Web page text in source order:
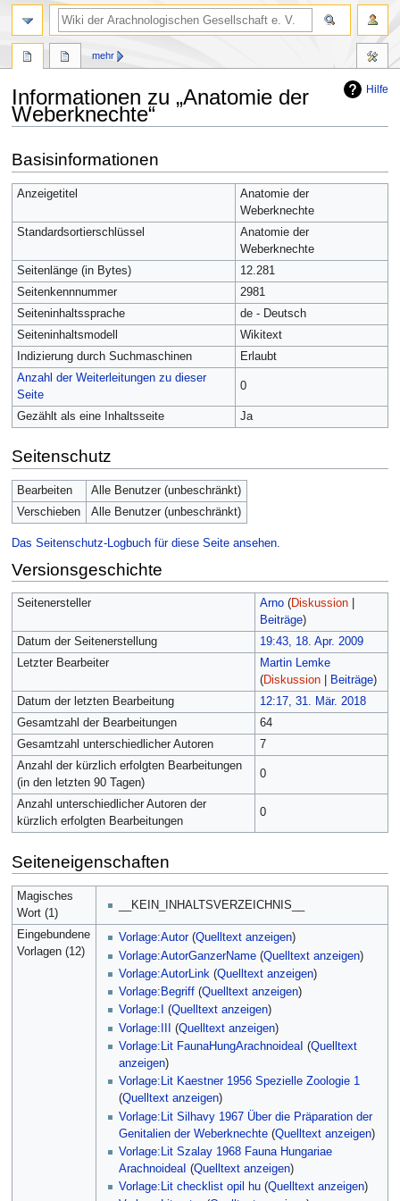
Hilfe
Informationen zu „Anatomie der
Weberknechte“
Navigation
springen
Suche
springen
Basisinformationen
Anzeigetitel
Anatomie der
Weberknechte
Standardsortierschlüssel
Anatomie der
Weberknechte
Seitenlänge (in Bytes)
12.281
Seitenkennnummer
2981
Seiteninhaltssprache
de - Deutsch
Seiteninhaltsmodell
Wikitext
Indizierung durch Suchmaschinen
Erlaubt
Anzahl der Weiterleitungen zu dieser
Seite
0
Gezählt als eine Inhaltsseite Ja
Seitenschutz
Bearbeiten
Alle Benutzer (unbeschränkt)
Verschieben
Alle Benutzer (unbeschränkt)
Das Seitenschutz-Logbuch für diese Seite ansehen.
Versionsgeschichte
Seitenersteller Arno (Diskussion|
Beiträge)
Datum der Seitenerstellung
19:43, 18. Apr. 2009
Letzter Bearbeiter
Martin Lemke
(Diskussion| Beiträge)
Datum der letzten Bearbeitung
12:17, 31. Mär. 2018
Gesamtzahl der Bearbeitungen
64
Gesamtzahl unterschiedlicher Autoren
7
Anzahl der kürzlich erfolgten Bearbeitungen
(in den letzten 90 Tagen)
0
Anzahl unterschiedlicher Autoren der
kürzlich erfolgten Bearbeitungen
0
Seiteneigenschaften
Magisches
Wort (1)
__KEIN_INHALTSVERZEICHNIS__
Eingebundene
Vorlagen (12)
Vorlage:Autor(Quelltext anzeigen)
Vorlage:AutorGanzerName (Quelltext anzeigen)
Vorlage:AutorLink (Quelltext anzeigen)
Vorlage:Begriff (Quelltext anzeigen)
Vorlage:I
(Quelltext anzeigen)
Vorlage:III
(Quelltext anzeigen)
Vorlage:Lit FaunaHungArachnoideaI (Quelltext
anzeigen)
Vorlage:Lit Kaestner 1956 Spezielle Zoologie 1
(Quelltext anzeigen)
Vorlage:Lit Silhavy 1967 Über die Präparation der
Genitalien der Weberknechte (Quelltext anzeigen)
Vorlage:Lit Szalay 1968 Fauna Hungariae
ArachnoideaI (Quelltext anzeigen)
Vorlage:Lit checklist opil hu (Quelltext anzeigen)
mehr